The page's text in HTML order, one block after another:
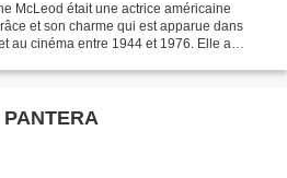
McLeod était une actrice américaine
et son charme qui est apparue dans
au cinéma entre 1944 et 1976. Elle a